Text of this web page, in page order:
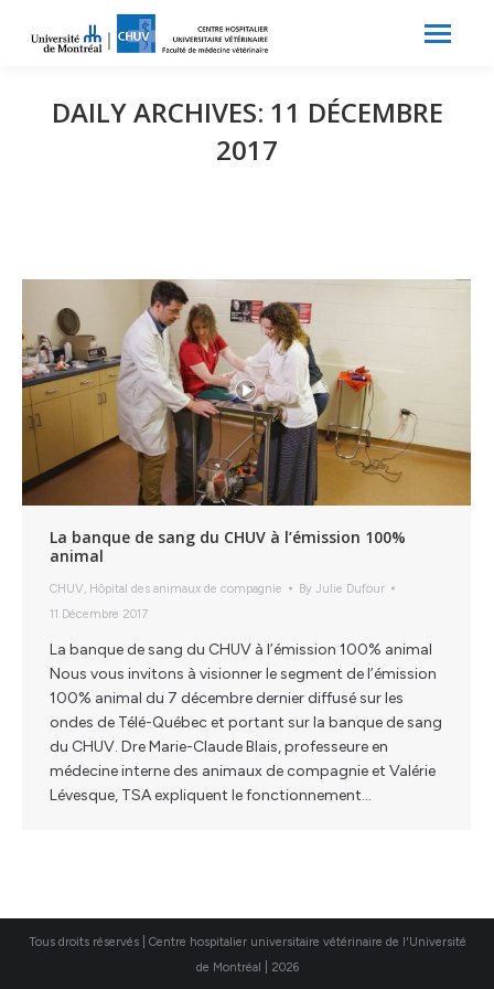
DAILY ARCHIVES: 11 DÉCEMBRE
2017
La banque de sang du CHUV à l’émission 100%
animal
CHUV, Hôpital des animaux de compagnie By Julie Dufour
11 Décembre 2017
La banque de sang du CHUV à l’émission 100% animal
Nous vous invitons à visionner le segment de l’émission
100% animal du 7 décembre dernier diffusé sur les
ondes de Télé-Québec et portant sur la banque de sang
du CHUV. Dre Marie-Claude Blais, professeure en
médecine interne des animaux de compagnie et Valérie
Lévesque, TSA expliquent le fonctionnement…
Tous droits réservés | Centre hospitalier universitaire vétérinaire de l'Université
de Montréal | 2026